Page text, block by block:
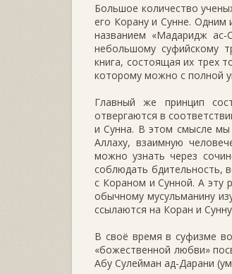
Большое количество
его Корану и Сунне. Одним
названием «Мадаридж ас-
небольшому суфийскому
книга, состоящая их трех
которому можно с полной
Главный же принцип
отвергаются в
и Сунна. В этом смысле мы
Аллаху, взаимную
можно узнать через
соблюдать бдительность,
с Кораном и Сунной. А эту
обычному мусульманину
ссылаются на Коран и
В своё время в суфизме
«божественной любви»
Абу Сулейман ад-Дарани